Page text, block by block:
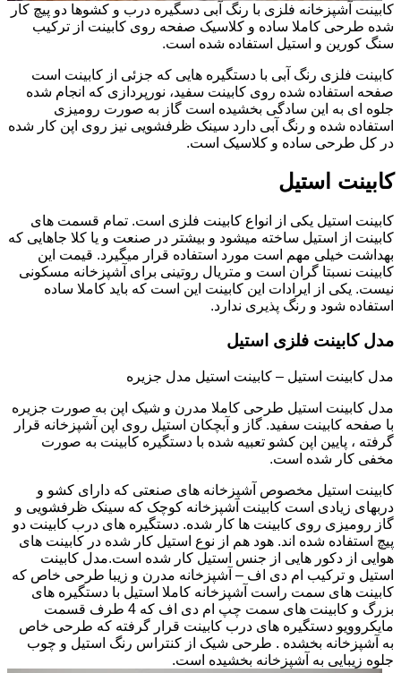
کابینت آشپزخانه فلزی با رنگ آبی دسگیره درب و کشوها دو پیچ کار
شده طرحی کاملا ساده و کلاسیک صفحه روی کابینت از ترکیب
سنگ کورین و استیل استفاده شده است.
کابینت فلزی رنگ آبی با دستگیره هایی که جزئی از کابینت است
صفحه استفاده شده روی کابینت سفید، نورپردازی که انجام شده
جلوه ای به این سادگی بخشیده است گاز به صورت رومیزی
استفاده شده و رنگ آبی دارد سینک ظرفشویی نیز روی اپن کار شده
در کل طرحی ساده و کلاسیک است.
کابینت استیل
کابینت استیل یکی از انواع کابینت فلزی است. تمام قسمت های
کابینت از استیل ساخته میشود و بیشتر در صنعت و یا کلا جاهایی که
بهداشت خیلی مهم است مورد استفاده قرار میگیرد. قیمت این
کابینت نسبتا گران است و متریال روتینی برای آشپزخانه مسکونی
نیست. یکی از ایرادات این کابینت این است که باید کاملا ساده
استفاده شود و رنگ پذیری ندارد.
مدل کابینت فلزی استیل
مدل کابینت استیل – کابینت استیل مدل جزیره
مدل کابینت استیل طرحی کاملا مدرن و شیک اپن به صورت جزیره
با صفحه کابینت سفید. گاز و آبچکان استیل روی اپن آشپزخانه قرار
گرفته ، پایین اپن کشو تعبیه شده با دستگیره کابینت به صورت
مخفی کار شده است.
کابینت استیل مخصوص آشپزخانه های صنعتی که دارای کشو و
دربهای زیادی است کابینت آشپزخانه کوچک که سینک ظرفشویی و
گاز رومیزی روی کابینت ها کار شده. دستگیره های درب کابینت دو
پیچ استفاده شده اند. هود هم از نوع استیل کار شده در کابینت های
هوایی از دکور هایی از جنس استیل کار شده است.مدل کابینت
استیل و ترکیب ام دی اف – آشپزخانه مدرن و زیبا طرحی خاص که
کابینت های سمت راست آشپزخانه کاملا استیل با دستگیره های
بزرگ و کابینت های سمت چپ ام دی اف که 4 طرف قسمت
مایکروویو دستگیره های درب کابینت قرار گرفته که طرحی خاص
به آشپزخانه بخشده . طرحی شیک از کنتراس رنگ استیل و چوب
جلوه زیبایی به آشپزخانه بخشیده است.